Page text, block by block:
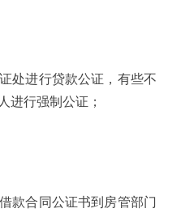
处进行贷款公证，有些不
进行强制公证；
款合同公证书到房管部门